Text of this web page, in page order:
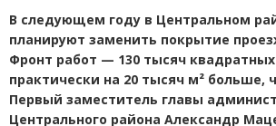
В следующем году в Центральном
планируют заменить покрытие
Фронт работ — 130 тысяч
практически на 20 тысяч м² больше,
Первый заместитель главы
Центрального района Александр